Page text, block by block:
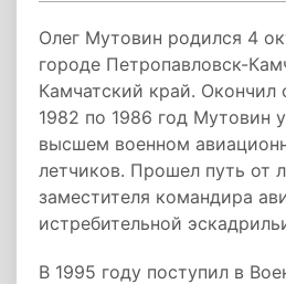
Олег Мутовин родился 4
городе Петропавловск-
Камчатский край.
1982 по 1986 год Мутовин
высшем военном
летчиков. Прошел путь от
заместителя командира
истребительной
В 1995 году поступил в